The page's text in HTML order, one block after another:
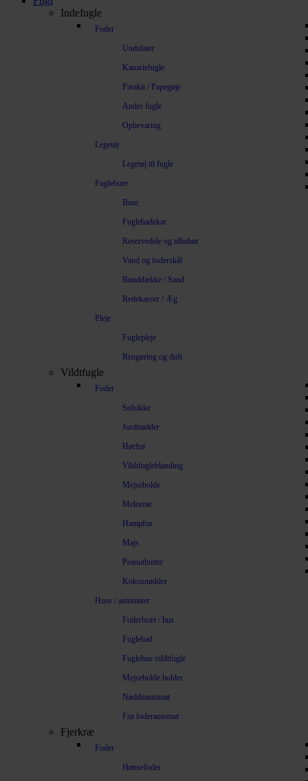
Indefugle
Foder
Undulater
Kanariefugle
Parakit / Papegøje
Andre fugle
Opbevaring
Legetøj
Legetøj til fugle
Fuglebure
Bure
Fuglebadekar
Reservedele og tilbehør
Vand og foderskål
Bunddække / Sand
Redekasser / Æg
Pleje
Fuglepleje
Rengøring og duft
Vildtfugle
Foder
Solsikke
Jordnødder
Hørfrø
Vildtfugleblanding
Mejsebolde
Melorme
Hampfrø
Majs
Peanutbutter
Kokosnødder
Huse / automater
Foderbræt / hus
Fuglebad
Fuglehus vildtfugle
Mejsebolde holder
Nøddeautomat
Frø foderautomat
Fjerkræ
Foder
Hønsefoder